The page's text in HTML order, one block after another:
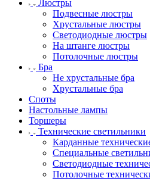
Люстры
Подвесные люстры
Хрустальные люстры
Светодиодные люстры
На штанге люстры
Потолочные люстры
Бра
Не хрустальные бра
Хрустальные бра
Споты
Настольные лампы
Торшеры
Технические светильники
Карданные
Специальные
Светодиодные
Потолочные